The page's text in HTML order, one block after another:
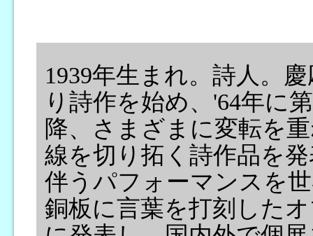
1939年生まれ。詩人。
り詩作を始め、'64年に
降、さまざまに変転を
線を切り拓く詩作品を
伴うパフォーマンスを
銅板に言葉を打刻した